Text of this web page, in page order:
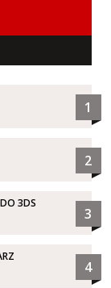
1
2
3DS
3
4